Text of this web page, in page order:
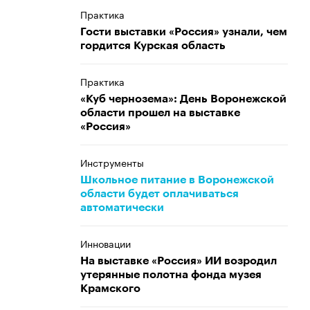
Практика
Гости выставки «Россия» узнали, чем
гордится Курская область
Практика
«Куб чернозема»: День Воронежской
области прошел на выставке
«Россия»
Инструменты
Школьное питание в Воронежской
области будет оплачиваться
автоматически
Инновации
На выставке «Россия» ИИ возродил
утерянные полотна фонда музея
Крамского